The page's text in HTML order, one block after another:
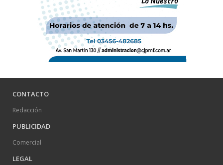
CONTACTO
Redacción
PUBLICIDAD
Comercial
LEGAL